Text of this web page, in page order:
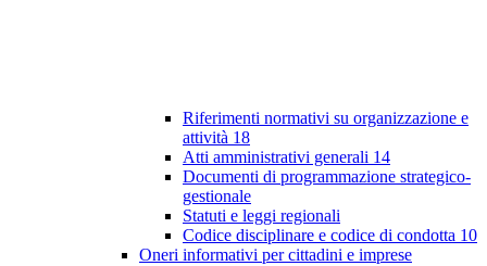
Riferimenti normativi su organizzazione e
attività 18
Atti amministrativi generali 14
Documenti di programmazione strategico-
gestionale
Statuti e leggi regionali
Codice disciplinare e codice di condotta 10
Oneri informativi per cittadini e imprese